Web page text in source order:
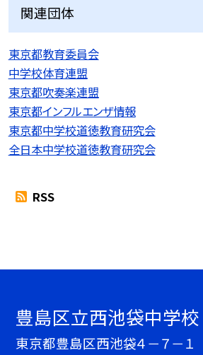
関連団体
東京都教育委員会
中学校体育連盟
東京都吹奏楽連盟
東京都インフルエンザ情報
東京都中学校道徳教育研究会
全日本中学校道徳教育研究会
RSS
豊島区立西池袋中学校
東京都豊島区西池袋４－７－１